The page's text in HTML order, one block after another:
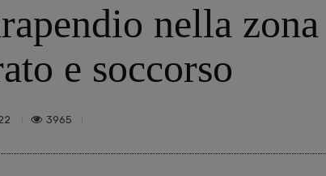
nella
e soccorso
3965